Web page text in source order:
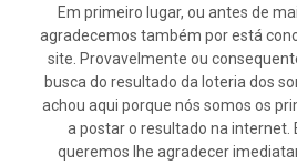
Em primeiro lugar, ou antes de
agradecemos também por está
site. Provavelmente ou
busca do resultado da loteria dos
achou aqui porque nós somos os
a postar o resultado na internet.
queremos lhe agradecer